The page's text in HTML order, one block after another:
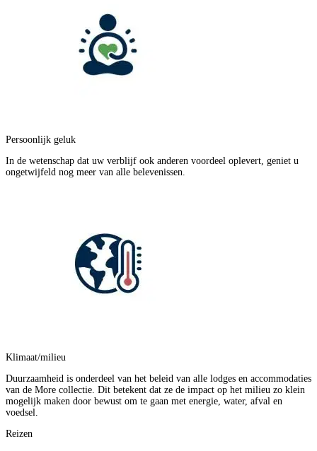
Persoonlijk geluk
In de wetenschap dat uw verblijf ook anderen voordeel oplevert, geniet u
ongetwijfeld nog meer van alle belevenissen.
Klimaat/milieu
Duurzaamheid is onderdeel van het beleid van alle lodges en accommodaties
van de More collectie. Dit betekent dat ze de impact op het milieu zo klein
mogelijk maken door bewust om te gaan met energie, water, afval en
voedsel.
Reizen